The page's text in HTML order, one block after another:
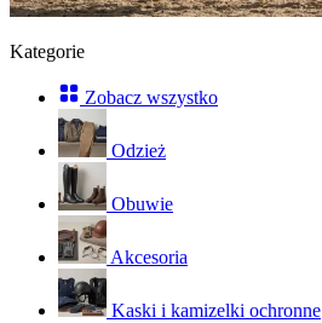
Kategorie
Zobacz wszystko
Odzież
Obuwie
Akcesoria
Kaski i kamizelki ochronne